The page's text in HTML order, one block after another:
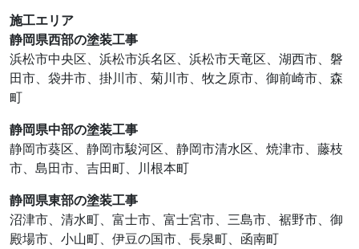
施工エリア
静岡県西部の塗装工事
浜松市中央区、浜松市浜名区、浜松市天竜区、湖⻄市、磐
田市、袋井市、掛川市、菊川市、牧之原市、御前崎市、森
町
静岡県中部の塗装工事
静岡市葵区、静岡市駿河区、静岡市清水区、焼津市、藤枝
市、島田市、吉田町、川根本町
静岡県東部の塗装工事
沼津市、清水町、富士市、富士宮市、三島市、裾野市、御
殿場市、小山町、伊豆の国市、⻑泉町、函南町